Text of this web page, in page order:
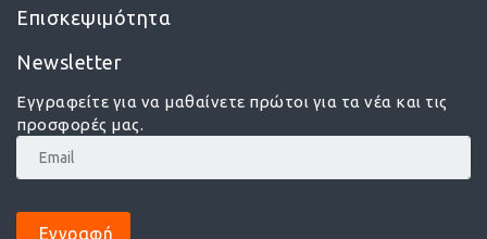
Επισκεψιμότητα
Newsletter
Εγγραφείτε για να μαθαίνετε πρώτοι για τα νέα και τις
προσφορές μας.
Εγγραφή